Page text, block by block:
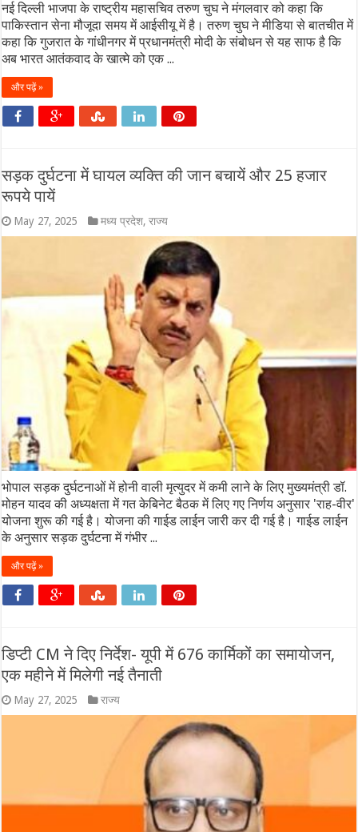
नई दिल्ली भाजपा के राष्ट्रीय महासचिव तरुण चुघ ने मंगलवार को कहा कि
पाकिस्तान सेना मौजूदा समय में आईसीयू में है। तरुण चुघ ने मीडिया से बातचीत में
कहा कि गुजरात के गांधीनगर में प्रधानमंत्री मोदी के संबोधन से यह साफ है कि
अब भारत आतंकवाद के खात्मे को एक ...
और पढ़ें »
सड़क दुर्घटना में घायल व्यक्ति की जान बचायें और 25 हजार
रूपये पायें
May 27, 2025 मध्य प्रदेश,राज्य
भोपाल सड़क दुर्घटनाओं में होनी वाली मृत्युदर में कमी लाने के लिए मुख्यमंत्री डॉ.
मोहन यादव की अध्यक्षता में गत केबिनेट बैठक में लिए गए निर्णय अनुसार 'राह-वीर'
योजना शुरू की गई है। योजना की गाईड लाईन जारी कर दी गई है। गाईड लाईन
के अनुसार सड़क दुर्घटना में गंभीर ...
और पढ़ें »
डिप्टी CM ने दिए निर्देश- यूपी में 676 कार्मिकों का समायोजन,
एक महीने में मिलेगी नई तैनाती
May 27, 2025 राज्य